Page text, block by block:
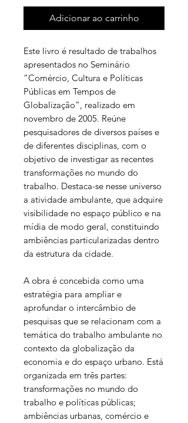
Adicionar ao carrinho
Este livro é resultado de trabalhos
apresentados no Seminário
“Comércio, Cultura e Políticas
Públicas em Tempos de
Globalização”, realizado em
novembro de 2005. Reúne
pesquisadores de diversos países e
de diferentes disciplinas, com o
objetivo de investigar as recentes
transformações no mundo do
trabalho. Destaca-se nesse universo
a atividade ambulante, que adquire
visibilidade no espaço público e na
mídia de modo geral, constituindo
ambiências particularizadas dentro
da estrutura da cidade.
A obra é concebida como uma
estratégia para ampliar e
aprofundar o intercâmbio de
pesquisas que se relacionam com a
temática do trabalho ambulante no
contexto da globalização da
economia e do espaço urbano. Está
organizada em três partes:
transformações no mundo do
trabalho e políticas públicas;
ambiências urbanas, comércio e